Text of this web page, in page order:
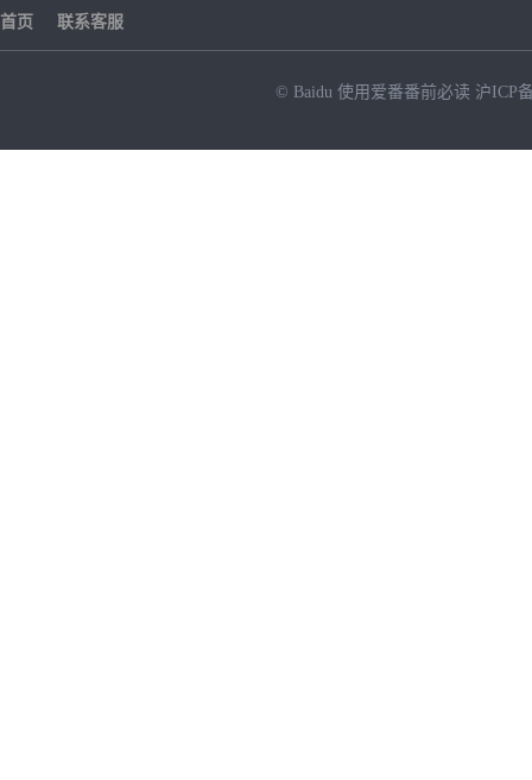
首页 联系客服
© Baidu 使用爱番番前必读 沪ICP